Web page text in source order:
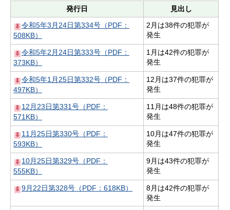
発行日 見出し
令和5年3月24日第334号（PDF：
508KB）
2月は38件の犯罪が
発生
令和5年2月24日第333号（PDF：
373KB）
1月は42件の犯罪が
発生
令和5年1月25日第332号（PDF：
497KB）
12月は37件の犯罪が
発生
12月23日第331号（PDF：
571KB）
11月は48件の犯罪が
発生
11月25日第330号（PDF：
593KB）
10月は47件の犯罪が
発生
10月25日第329号（PDF：
555KB）
9月は43件の犯罪が
発生
9月22日第328号（PDF：618KB）
8月は42件の犯罪が
発生